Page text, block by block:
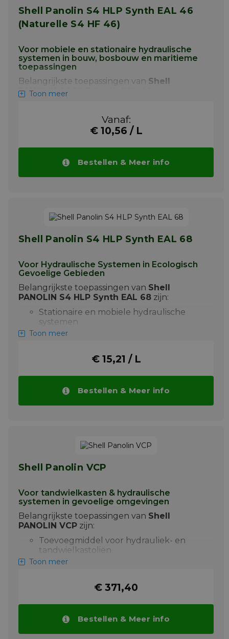
druk
Uitstekende prestaties bij koude
omstandigheden (zeer lage vriespunt)
Oxidatiebestendig bij hoge
temperaturen
Meer info
Shell Panolin S4 HLP Synth EAL 46
(Naturelle S4 HF 46)
Voor mobiele en stationaire hydraulische
systemen in bouw, bosbouw en maritieme
toepassingen
Belangrijkste toepassingen van Shell
PANOLIN S4 HLP Synth EAL 46
gebieden (o.a. maritiem)
Hydraulische systemen in mobiele en
VGP eisen
Shell PANOLIN S4 HLP Synth EAL 46 is
onderaan deze pagina alle goedkeuringen
Meer info
Toon meer
Vanaf:
€ 10,56 / L
Bestellen & Meer info
Shell Panolin S4 HLP Synth EAL 68
Voor Hydraulische Systemen in Ecologisch
Gevoelige Gebieden
Belangrijkste toepassingen van Shell
PANOLIN S4 HLP Synth EAL 68 zijn:
Stationaire en mobiele hydraulische
systemen
Bouw-, bosbouw- en maritieme
Toepasbaar in gebieden onder de US
Shell PANOLIN S4 HLP Synth EAL 68
verlengt de levensduur van systemen door
uitstekende oxidatiestabiliteit, bescherming
draagt bij aan een lagere ecologische
alle goedkeuringen van Shell PANOLIN S4
HLP Synth EAL 68.
Meer info
Toon meer
€ 15,21 / L
Bestellen & Meer info
Shell Panolin VCP
Voor tandwielkasten & hydraulische
systemen in gevoelige omgevingen
Belangrijkste toepassingen van Shell
PANOLIN VCP zijn:
Toevoegmiddel voor hydrauliek- en
tandwielkastoliën
Direct gebruik via onderdompeling,
Corrosiebescherming boven oliepeil,
Shell PANOLIN VCP is gemakkelijk biologisch
afbreekbaar en heeft lage ecotoxiciteit. Het
beschermt metalen onderdelen tegen
Toon meer
€ 371,40
Bestellen & Meer info